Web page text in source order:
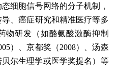
细胞信号网络的分子机制，
、癌症研究和精准医疗等多
物研发（如酪氨酸激酶抑制
）、京都奖（2008）、汤森
尔生理学或医学奖提名）等